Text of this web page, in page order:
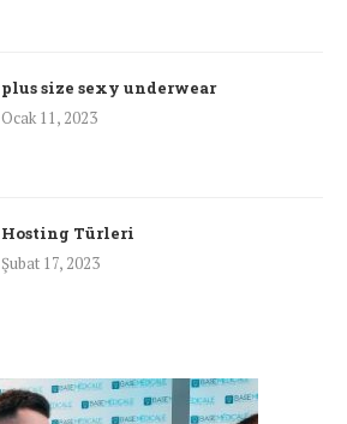
plus size sexy underwear
Ocak 11, 2023
Hosting Türleri
Şubat 17, 2023